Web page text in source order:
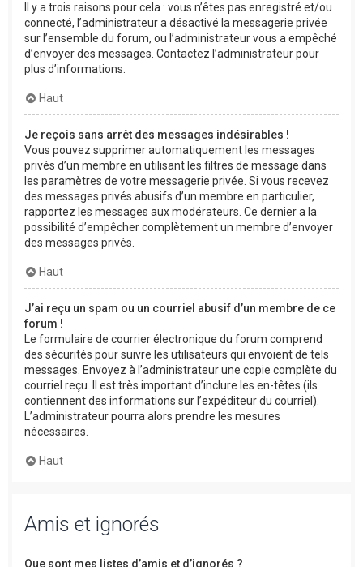
Il y a trois raisons pour cela : vous n’êtes pas enregistré et/ou
connecté, l’administrateur a désactivé la messagerie privée
sur l’ensemble du forum, ou l’administrateur vous a empêché
d’envoyer des messages. Contactez l’administrateur pour
plus d’informations.
Haut
Je reçois sans arrêt des messages indésirables !
Vous pouvez supprimer automatiquement les messages
privés d’un membre en utilisant les filtres de message dans
les paramètres de votre messagerie privée. Si vous recevez
des messages privés abusifs d’un membre en particulier,
rapportez les messages aux modérateurs. Ce dernier a la
possibilité d’empêcher complètement un membre d’envoyer
des messages privés.
Haut
J’ai reçu un spam ou un courriel abusif d’un membre de ce
forum !
Le formulaire de courrier électronique du forum comprend
des sécurités pour suivre les utilisateurs qui envoient de tels
messages. Envoyez à l’administrateur une copie complète du
courriel reçu. Il est très important d’inclure les en-têtes (ils
contiennent des informations sur l’expéditeur du courriel).
L’administrateur pourra alors prendre les mesures
nécessaires.
Haut
Amis et ignorés
Que sont mes listes d’amis et d’ignorés ?